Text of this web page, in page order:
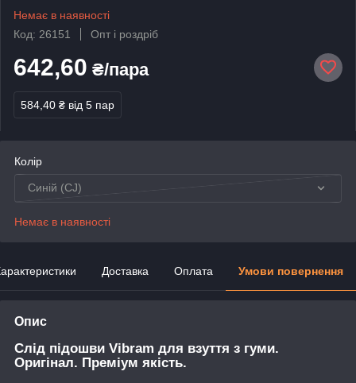
Немає в наявності
Код: 26151
Опт і роздріб
642,60 ₴/пара
584,40 ₴ від 5 пар
Колір
Синій (CJ)
Немає в наявності
Доставка Оплата Умови повернення
Опис
Слід підошви Vibram для взуття з гуми.
Оригінал. Преміум якість.